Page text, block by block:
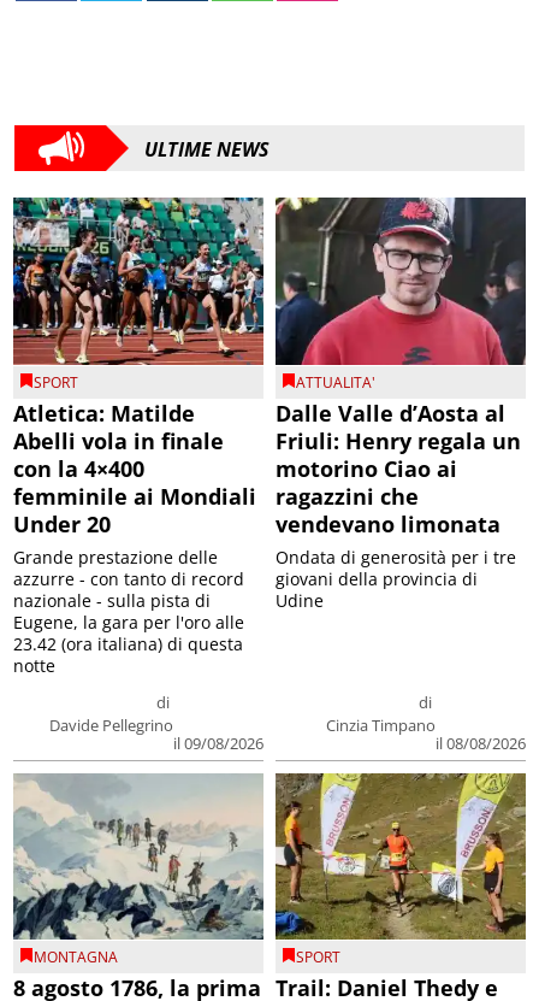
ULTIME NEWS
SPORT
Atletica: Matilde
Abelli vola in finale
con la 4×400
femminile ai Mondiali
Under 20
di
Davide Pellegrino
il 09/08/2026
Grande prestazione delle
azzurre - con tanto di record
nazionale - sulla pista di
Eugene, la gara per l'oro alle
23.42 (ora italiana) di questa
notte
ATTUALITA'
Dalle Valle d’Aosta al
Friuli: Henry regala un
motorino Ciao ai
ragazzini che
vendevano limonata
di
Cinzia Timpano
il 08/08/2026
Ondata di generosità per i tre
giovani della provincia di
Udine
MONTAGNA
8 agosto 1786, la prima
SPORT
Trail: Daniel Thedy e